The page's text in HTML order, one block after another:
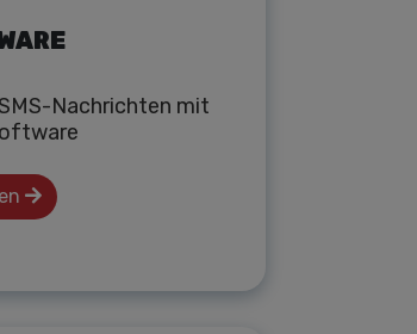
Nachrichten mit